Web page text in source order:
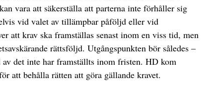
vara att säkerställa att parterna inte förhåller sig
vid valet av tillämpbar påföljd eller vid
att krav ska framställas senast inom en viss tid, men
rättsföljd. Utgångspunkten bör således –
det inte har framställts inom fristen. HD kom
att behålla rätten att göra gällande kravet.